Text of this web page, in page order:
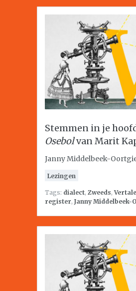
Stemmen in je
Osebolvan Marit
Janny Middelbeek-
Lezingen
Tags: dialect, Zweeds,
register, Janny Middelbeek-